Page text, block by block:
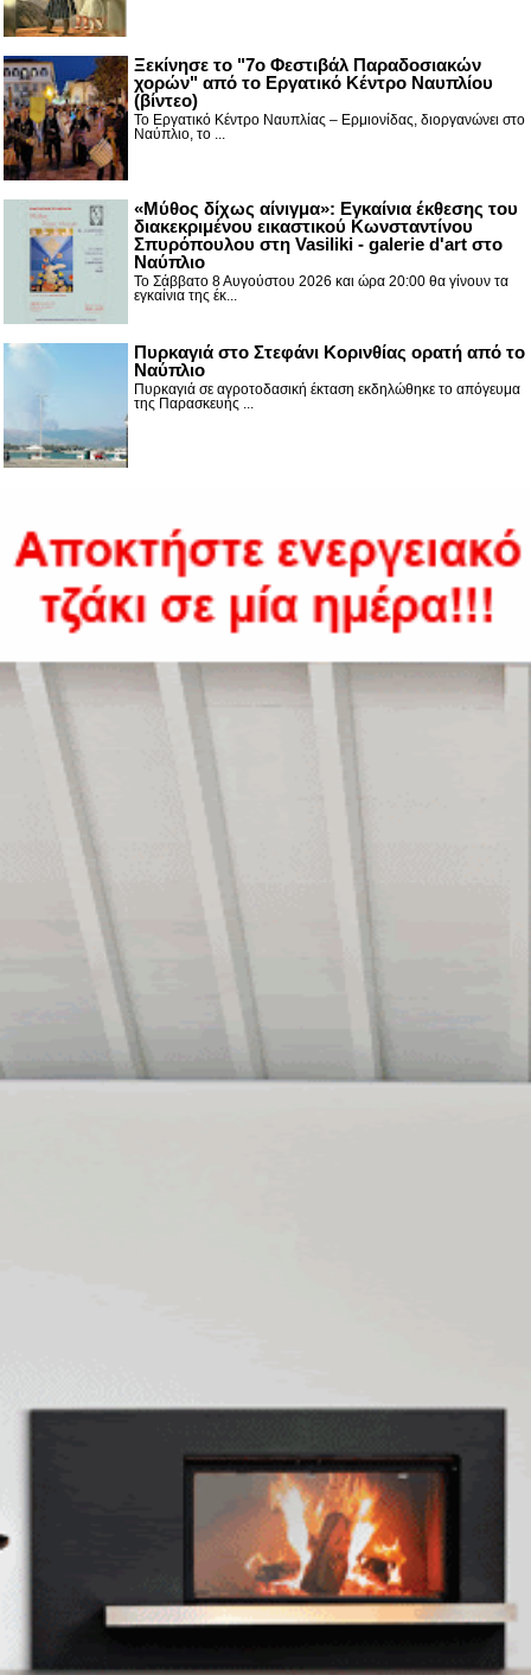
Ξεκίνησε το "7ο Φεστιβάλ Παραδοσιακών
χορών" από το Εργατικό Κέντρο Ναυπλίου
(βίντεο)
Το Εργατικό Κέντρο Ναυπλίας – Ερμιονίδας, διοργανώνει στο
Ναύπλιο, το ...
«Μύθος δίχως αίνιγμα»: Εγκαίνια έκθεσης του
διακεκριμένου εικαστικού Κωνσταντίνου
Σπυρόπουλου στη Vasiliki - galerie d'art στο
Ναύπλιο
Το Σάββατο 8 Αυγούστου 2026 και ώρα 20:00 θα γίνουν τα
εγκαίνια της έκ...
Πυρκαγιά στο Στεφάνι Κορινθίας ορατή από το
Ναύπλιο
Πυρκαγιά σε αγροτοδασική έκταση εκδηλώθηκε το απόγευμα
της Παρασκευής ...